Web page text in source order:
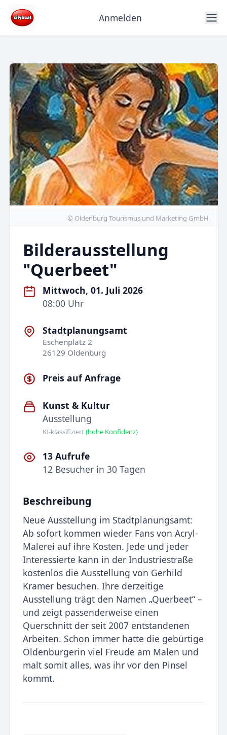
Anmelden
© Oldenburg Tourismus und Marketing GmbH
Bilderausstellung
"Querbeet"
Mittwoch, 01. Juli 2026
08:00 Uhr
Stadtplanungsamt
Eschenplatz 2
26129 Oldenburg
Preis auf Anfrage
Kunst & Kultur
Ausstellung
KI-klassifiziert(hohe Konfidenz)
13 Aufrufe
12 Besucher in 30 Tagen
Beschreibung
Neue Ausstellung im Stadtplanungsamt:
Ab sofort kommen wieder Fans von Acryl-
Malerei auf ihre Kosten. Jede und jeder
Interessierte kann in der Industriestraße
kostenlos die Ausstellung von Gerhild
Kramer besuchen. Ihre derzeitige
Ausstellung trägt den Namen „Querbeet“ –
und zeigt passenderweise einen
Querschnitt der seit 2007 entstandenen
Arbeiten. Schon immer hatte die gebürtige
Oldenburgerin viel Freude am Malen und
malt somit alles, was ihr vor den Pinsel
kommt.